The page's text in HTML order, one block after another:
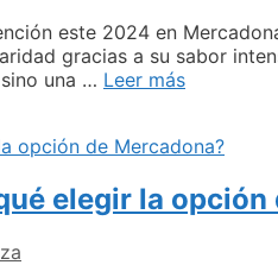
este 2024 en
gracias a su sabor
una … Leer másVermut
Mercadona
Opiniones
y
elegir la opción